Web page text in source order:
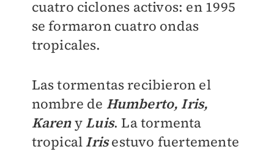
cuatro ciclones activos: en 1995
se formaron cuatro ondas
tropicales.
Las tormentas recibieron el
nombre de Humberto, Iris,
Kareny Luis. La tormenta
tropical Irisestuvo fuertemente